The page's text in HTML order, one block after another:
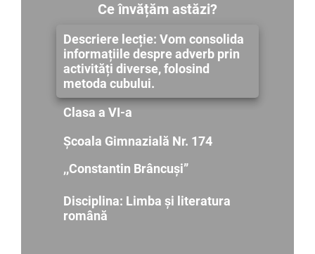
Ce învățăm astăzi?
Descriere lecție: Vom consolida
informațiile despre adverb prin
activități diverse, folosind
metoda cubului.
Clasa a VI-a
Școala Gimnazială Nr. 174
,,Constantin Brâncuși”
Disciplina: Limba și literatura
română